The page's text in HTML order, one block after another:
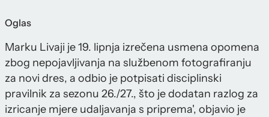
Oglas
Marku Livaji je 19. lipnja izrečena usmena opomena
zbog nepojavljivanja na službenom fotografiranju
za novi dres, a odbio je potpisati disciplinski
pravilnik za sezonu 26./27., što je dodatan razlog za
izricanje mjere udaljavanja s priprema', objavio je